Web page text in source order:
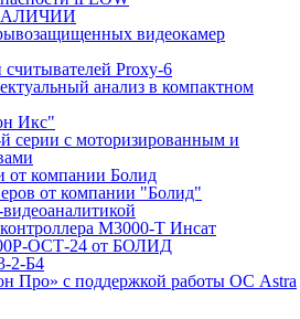
видеокамер
Proxy-6
анализ в компактном
Икс"
серии с моторизированным и
от компании Болид
от компании "Болид"
М3000-Т Инсат
ОСТ-24 от БОЛИД
2-Б4
Про» с поддержкой работы ОС Astra